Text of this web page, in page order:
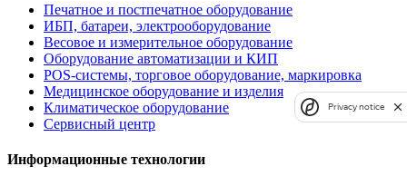
Печатное и постпечатное оборудование
ИБП, батареи, электрооборудование
Весовое и измерительное оборудование
Оборудование автоматизации и КИП
POS-системы, торговое оборудование, маркировка
Медицинское оборудование и изделия
Климатическое оборудование
Сервисный центр
Информационные технологии
Privacy notice